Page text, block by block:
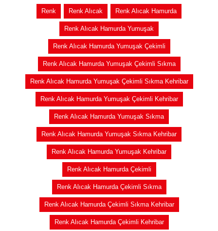
Renk Renk Alıcak Renk Alıcak Hamurda
Renk Alıcak Hamurda Yumuşak
Renk Alıcak Hamurda Yumuşak Çekimli
Renk Alıcak Hamurda Yumuşak Çekimli Sıkma
Renk Alıcak Hamurda Yumuşak Çekimli Sıkma Kehribar
Renk Alıcak Hamurda Yumuşak Çekimli Kehribar
Renk Alıcak Hamurda Yumuşak Sıkma
Renk Alıcak Hamurda Yumuşak Sıkma Kehribar
Renk Alıcak Hamurda Yumuşak Kehribar
Renk Alıcak Hamurda Çekimli
Renk Alıcak Hamurda Çekimli Sıkma
Renk Alıcak Hamurda Çekimli Sıkma Kehribar
Renk Alıcak Hamurda Çekimli Kehribar